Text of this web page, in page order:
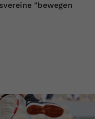
"bewegen